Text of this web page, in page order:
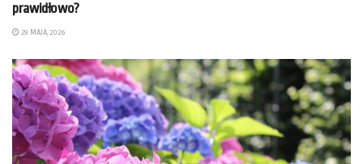
prawidłowo?
29 MAJA, 2026